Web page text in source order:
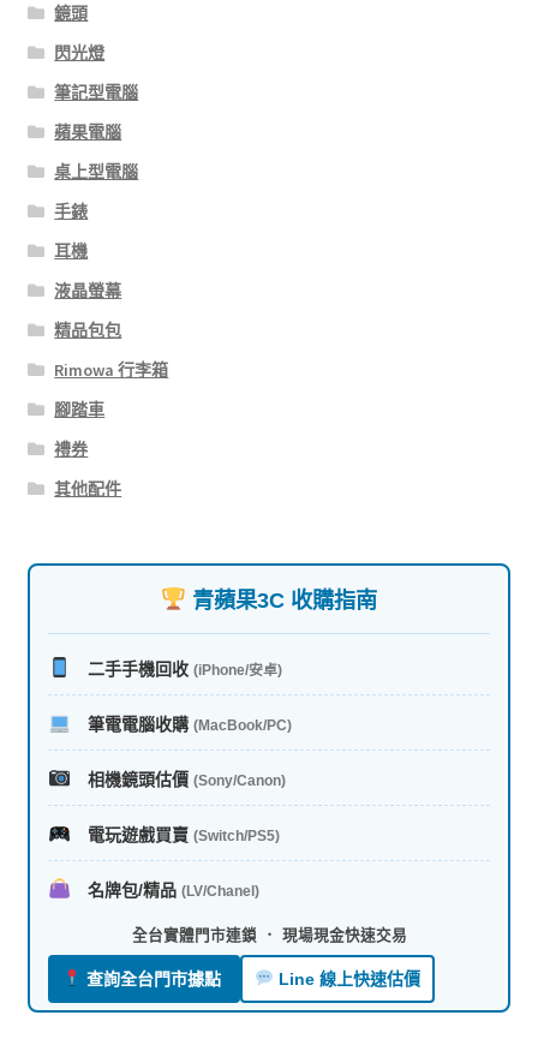
鏡頭
閃光燈
筆記型電腦
蘋果電腦
桌上型電腦
手錶
耳機
液晶螢幕
精品包包
Rimowa 行李箱
腳踏車
禮券
其他配件
青蘋果3C 收購指南
二手手機回收 (iPhone/安卓)
筆電電腦收購 (MacBook/PC)
相機鏡頭估價 (Sony/Canon)
電玩遊戲買賣 (Switch/PS5)
名牌包/精品 (LV/Chanel)
全台實體門市連鎖 ． 現場現金快速交易
查詢全台門市據點 Line 線上快速估價